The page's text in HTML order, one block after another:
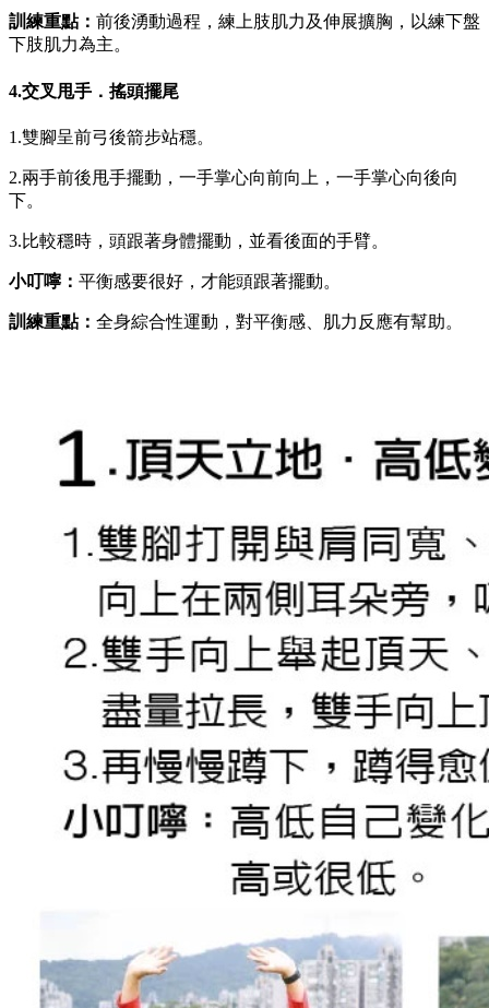
訓練重點： 前後湧動過程，練上肢肌力及伸展擴胸，以練下盤
下肢肌力為主。
4.交叉甩手．搖頭擺尾
1.雙腳呈前弓後箭步站穩。
2.兩手前後甩手擺動，一手掌心向前向上，一手掌心向後向
下。
3.比較穩時，頭跟著身體擺動，並看後面的手臂。
小叮嚀： 平衡感要很好，才能頭跟著擺動。
訓練重點： 全身綜合性運動，對平衡感、肌力反應有幫助。